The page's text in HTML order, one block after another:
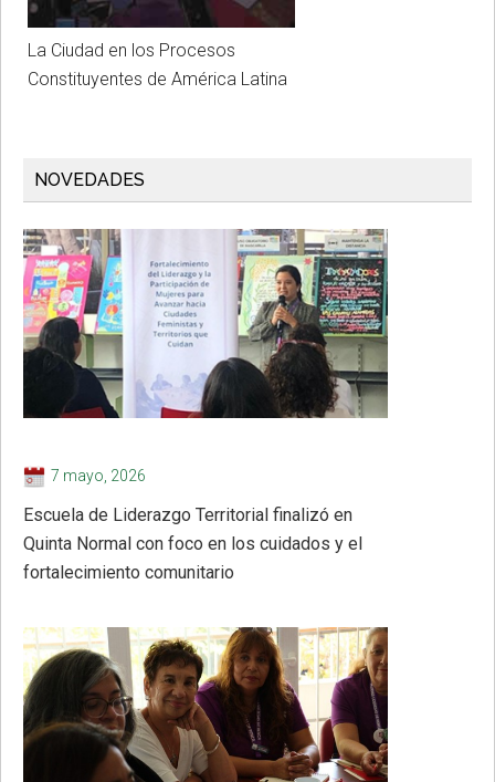
La Ciudad en los Procesos
Constituyentes de América Latina
NOVEDADES
7 mayo, 2026
Escuela de Liderazgo Territorial finalizó en
Quinta Normal con foco en los cuidados y el
fortalecimiento comunitario